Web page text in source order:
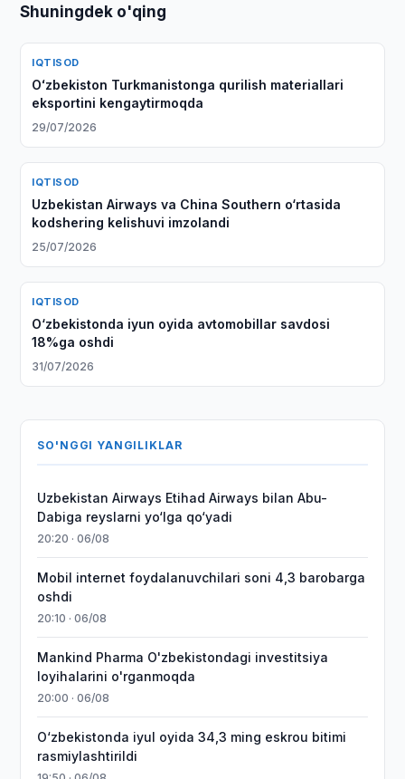
Shuningdek o'qing
IQTISOD
Oʻzbekiston Turkmanistonga qurilish materiallari
eksportini kengaytirmoqda
29/07/2026
IQTISOD
Uzbekistan Airways va China Southern o‘rtasida
kodshering kelishuvi imzolandi
25/07/2026
IQTISOD
O‘zbekistonda iyun oyida avtomobillar savdosi
18%ga oshdi
31/07/2026
SO'NGGI YANGILIKLAR
Uzbekistan Airways Etihad Airways bilan Abu-
Dabiga reyslarni yo‘lga qo‘yadi
20:20 · 06/08
Mobil internet foydalanuvchilari soni 4,3 barobarga
oshdi
20:10 · 06/08
Mankind Pharma O'zbekistondagi investitsiya
loyihalarini o'rganmoqda
20:00 · 06/08
O‘zbekistonda iyul oyida 34,3 ming eskrou bitimi
rasmiylashtirildi